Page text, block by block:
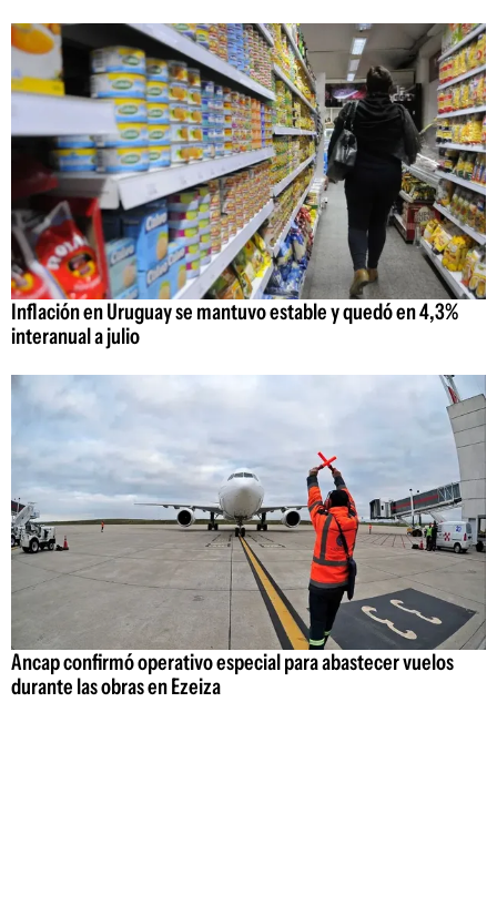
Inflación en Uruguay se mantuvo estable y quedó en 4,3%
interanual a julio
Ancap confirmó operativo especial para abastecer vuelos
durante las obras en Ezeiza